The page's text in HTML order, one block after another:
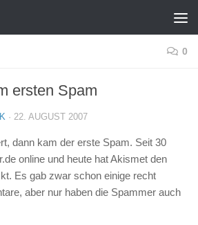
0
ersten Spam
· 22. AUGUST 2007
dann kam der erste Spam. Seit 30
online und heute hat Akismet den
Es gab zwar schon einige recht
aber nur haben die Spammer auch